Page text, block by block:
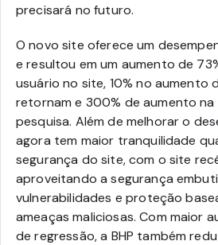
precisará no futuro.
O novo site oferece um
e resultou em um aumento de
usuário no site, 10% no aumento
retornam e 300% de aumento
pesquisa. Além de melhorar o
agora tem maior tranquilidade
segurança do site, com o site
aproveitando a segurança
vulnerabilidades e proteção
ameaças maliciosas. Com maior
de regressão, a BHP também